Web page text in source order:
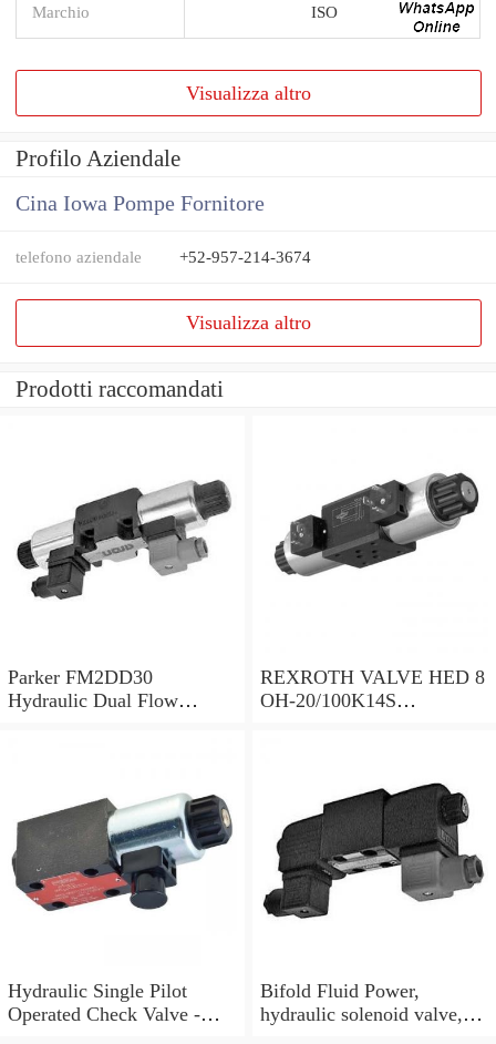
Marchio ISO
Visualizza altro
Profilo Aziendale
Cina Iowa Pompe Fornitore
telefono aziendale +52-957-214-3674
Visualizza altro
Prodotti raccomandati
Parker FM2DD30
Hydraulic Dual Flow
REXROTH VALVE HED 8
OH-20/100K14S
Hydraulic Single Pilot
Operated Check Valve -
Bifold Fluid Power,
hydraulic solenoid valve,